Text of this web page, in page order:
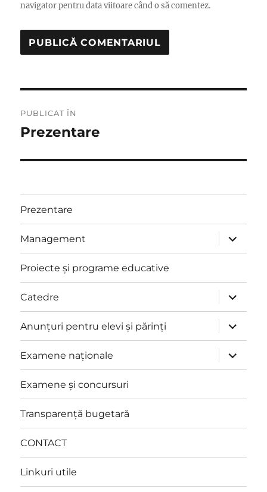
navigator pentru data viitoare când o să comentez.
în
PUBLICAT ÎN
Prezentare
Prezentare
Management
extinde
meniul
copil
Proiecte și programe educative
Catedre
extinde
meniul
copil
Anunțuri pentru elevi și părinți
extinde
meniul
copil
Examene naționale
extinde
meniul
copil
Examene și concursuri
Transparență bugetară
CONTACT
Linkuri utile